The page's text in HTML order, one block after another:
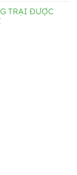
TRẠI ĐƯỢC